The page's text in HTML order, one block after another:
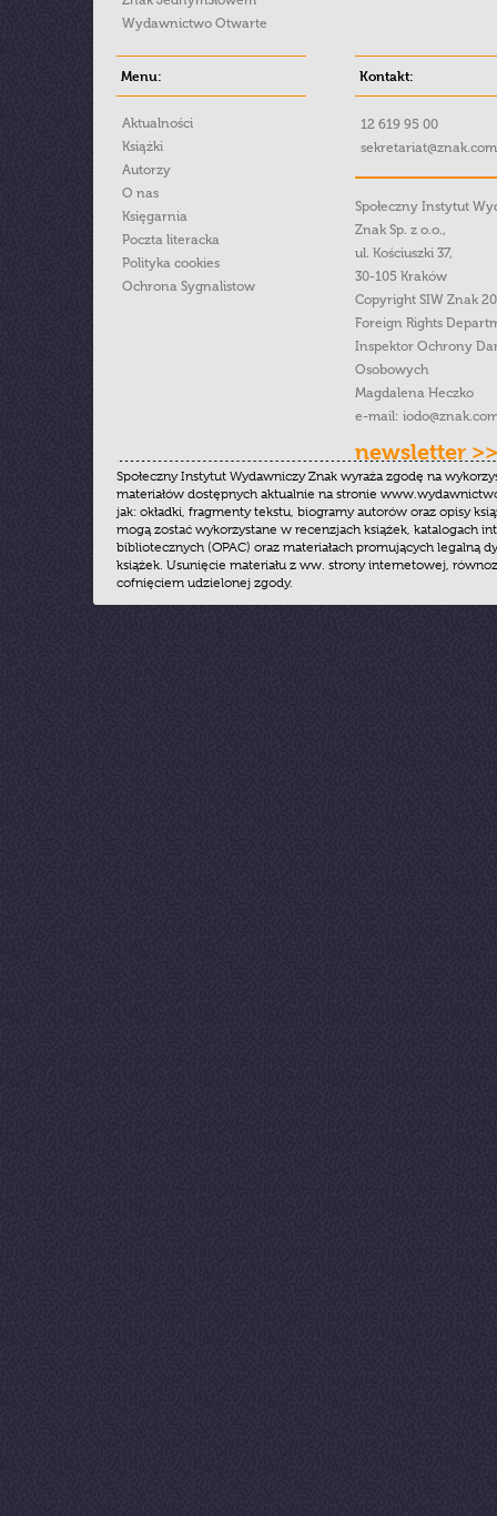
Wydawnictwo Otwarte
Menu:
Aktualności
Książki
Autorzy
O nas
Księgarnia
Poczta literacka
Polityka cookies
Ochrona Sygnalistow
Kontakt:
12 619 95 00
Społeczny Instytut
Znak Sp. z o.o.,
ul. Kościuszki 37,
30-105 Kraków
Copyright SIW Znak
Foreign Rights
Inspektor Ochrony
Osobowych
Magdalena Heczko
e-mail:
newsletter >>
Społeczny Instytut Wydawniczy Znak wyraża zgodę na
materiałów dostępnych aktualnie na stronie
jak: okładki, fragmenty tekstu, biogramy autorów oraz opisy
mogą zostać wykorzystane w recenzjach książek, katalogach
bibliotecznych (OPAC) oraz materiałach promujących legalną
książek. Usunięcie materiału z ww. strony internetowej,
cofnięciem udzielonej zgody.